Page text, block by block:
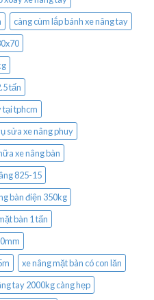
càng cùm lắp bánh xe nâng tay
tấn
tại tphcm
sửa xe nâng phuy
xe nâng bàn
825-15
bàn điện 350kg
bàn 1 tấn
xe nâng mặt bàn có con lăn
tay 2000kg càng hẹp